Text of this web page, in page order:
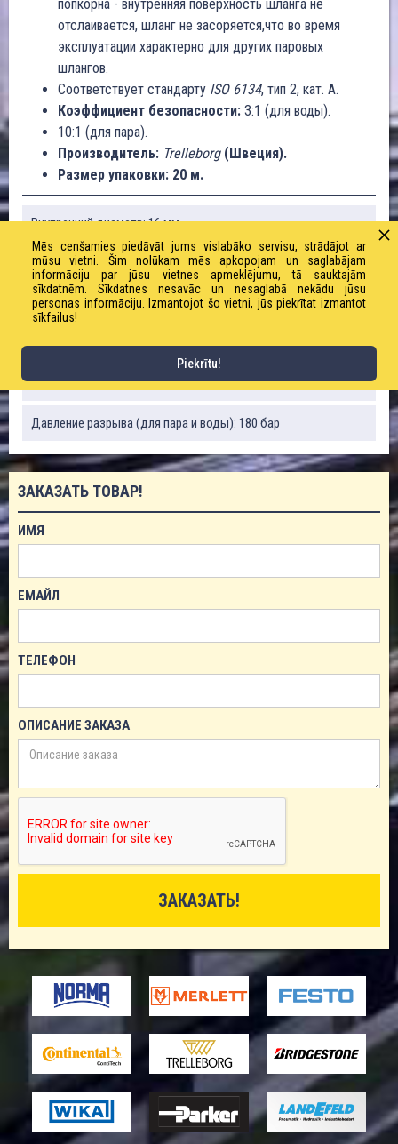
попкорна - внутренняя поверхность шланга не
отслаивается, шланг не засоряется,что во время
эксплуатации характерно для других паровых
шлангов.
Соответствует стандарту ISO 6134, тип 2, кат. A.
Коэффициент безопасности: 3:1 (для воды).
10:1 (для пара).
Производитель: Trelleborg(Швеция).
Размер упаковки: 20 м.
Внутренний диаметр: 16 мм
Наружный диаметр: 30 мм
Рабочее давление (для пара): 18 бар
Рабочее давление (для воды): 60 бар
Вес: 670 г/м
Давление разрыва (для пара и воды): 180 бар
ЗАКАЗАТЬ ТОВАР!
ИМЯ
ЕМАЙЛ
ТЕЛЕФОН
ОПИСАНИЕ ЗАКАЗА
Mēs cenšamies piedāvāt jums vislabāko servisu, strādājot ar
mūsu vietni. Šim nolūkam mēs apkopojam un saglabājam
informāciju par jūsu vietnes apmeklējumu, tā sauktajām
sīkdatnēm. Sīkdatnes nesavāc un nesaglabā nekādu jūsu
personas informāciju. Izmantojot šo vietni, jūs piekrītat izmantot
sīkfailus!
Piekrītu!